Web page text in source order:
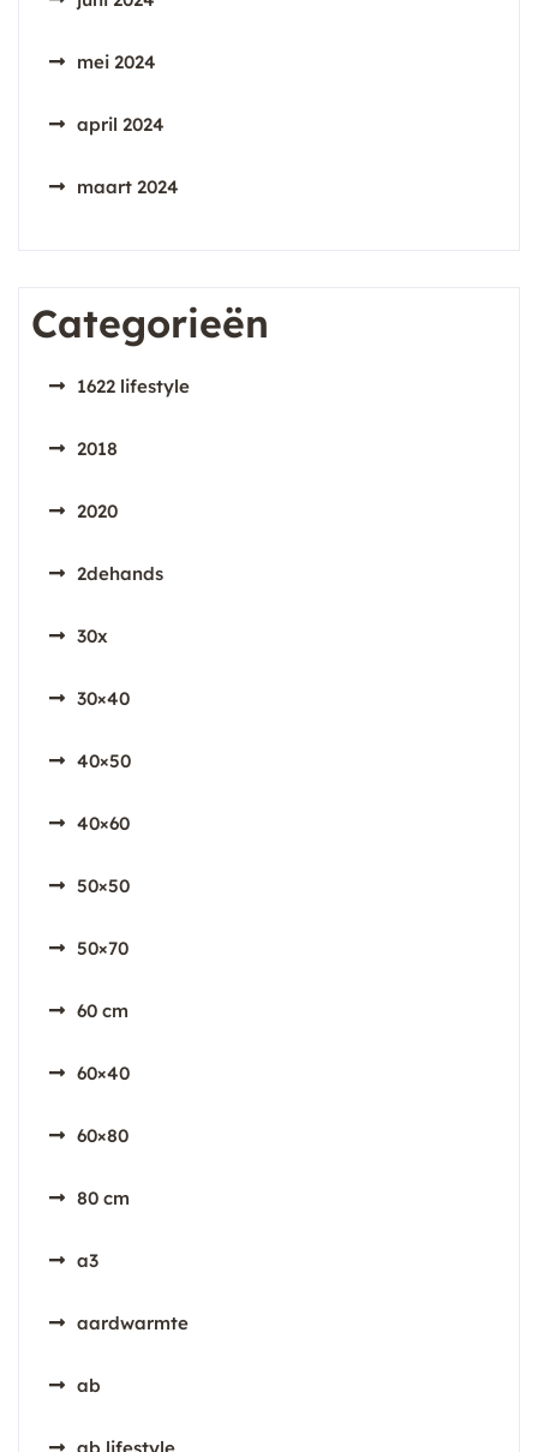
mei 2024
april 2024
maart 2024
Categorieën
1622 lifestyle
2018
2020
2dehands
30x
30×40
40×50
40×60
50×50
50×70
60 cm
60×40
60×80
80 cm
a3
aardwarmte
ab